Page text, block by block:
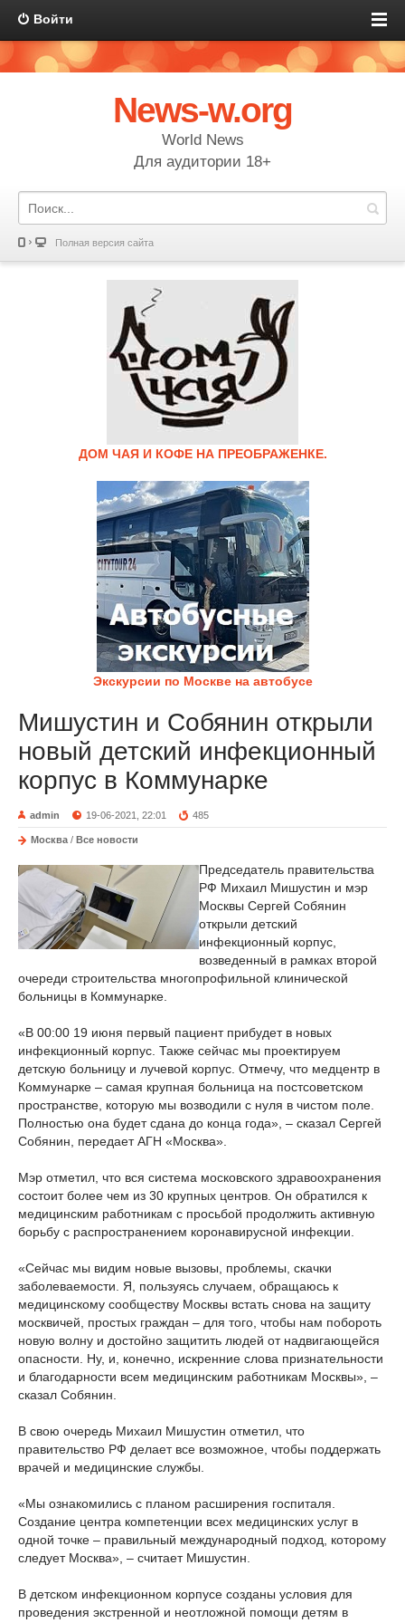
Войти
News-w.org
World News
Для аудитории 18+
Полная версия сайта
ДОМ ЧАЯ И КОФЕ НА ПРЕОБРАЖЕНКЕ.
Экскурсии по Москве на автобусе
Мишустин и Собянин открыли
новый детский инфекционный
корпус в Коммунарке
admin 19-06-2021, 22:01 485
Москва / Все новости
Председатель правительства
РФ Михаил Мишустин и мэр
Москвы Сергей Собянин
открыли детский
инфекционный корпус,
возведенный в рамках второй
очереди строительства многопрофильной клинической
больницы в Коммунарке.
«В 00:00 19 июня первый пациент прибудет в новых
инфекционный корпус. Также сейчас мы проектируем
детскую больницу и лучевой корпус. Отмечу, что медцентр в
Коммунарке – самая крупная больница на постсоветском
пространстве, которую мы возводили с нуля в чистом поле.
Полностью она будет сдана до конца года», – сказал Сергей
Собянин, передает АГН «Москва».
Мэр отметил, что вся система московского здравоохранения
состоит более чем из 30 крупных центров. Он обратился к
медицинским работникам с просьбой продолжить активную
борьбу с распространением коронавирусной инфекции.
«Сейчас мы видим новые вызовы, проблемы, скачки
заболеваемости. Я, пользуясь случаем, обращаюсь к
медицинскому сообществу Москвы встать снова на защиту
москвичей, простых граждан – для того, чтобы нам побороть
новую волну и достойно защитить людей от надвигающейся
опасности. Ну, и, конечно, искренние слова признательности
и благодарности всем медицинским работникам Москвы», –
сказал Собянин.
В свою очередь Михаил Мишустин отметил, что
правительство РФ делает все возможное, чтобы поддержать
врачей и медицинские службы.
«Мы ознакомились с планом расширения госпиталя.
Создание центра компетенции всех медицинских услуг в
одной точке – правильный международный подход, которому
следует Москва», – считает Мишустин.
В детском инфекционном корпусе созданы условия для
проведения экстренной и неотложной помощи детям в